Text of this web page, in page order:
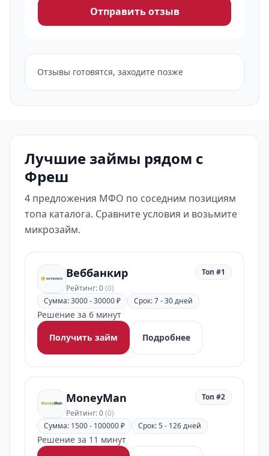
Отправить отзыв
Отзывы готовятся, заходите позже
Лучшие займы рядом с
Фреш
4 предложения МФО по соседним позициям
топа каталога. Сравните условия и возьмите
микрозайм.
Веббанкир
Рейтинг: 0(0)
Топ #1
Сумма: 3000 - 30000 ₽ Срок: 7 - 30 дней
Решение за 6 минут
Получить займ
Подробнее
MoneyMan
Рейтинг: 0(0)
Топ #2
Сумма: 1500 - 100000 ₽ Срок: 5 - 126 дней
Решение за 11 минут